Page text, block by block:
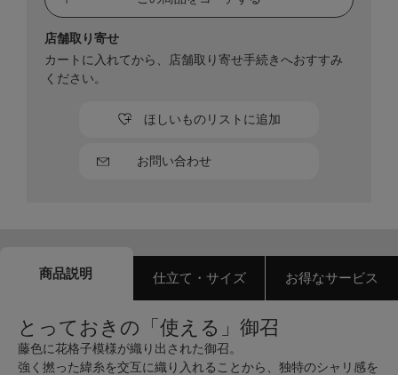
お問い合わせ
ほしいものリストに追加
店舗取り寄せ
カートに入れてから、店舗取り寄せ手続きへおすすみ
ください。
商品説明 仕立て・サイズ お得なサービス
とっておきの「使える」御召
藤色に花格子模様が織り出された御召。
強く撚った緯糸を交互に織り入れることから、独特のシャリ感を